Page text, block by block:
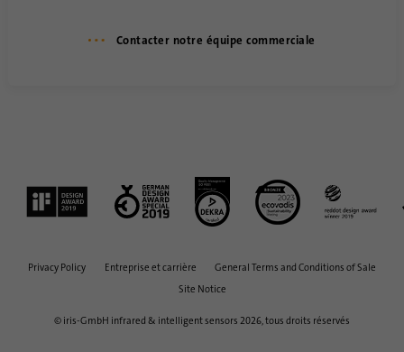
Contacter notre équipe commerciale
Privacy Policy Entreprise et carrière
General Terms and Conditions of Sale
Site Notice
© iris-GmbH infrared & intelligent sensors 2026, tous droits réservés